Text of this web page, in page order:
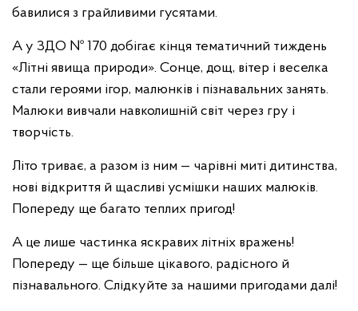
бавилися з грайливими гусятами.
А у ЗДО № 170 добігає кінця тематичний тиждень
«Літні явища природи». Сонце, дощ, вітер і веселка
стали героями ігор, малюнків і пізнавальних занять.
Малюки вивчали навколишній світ через гру і
творчість.
Літо триває, а разом із ним — чарівні миті дитинства,
нові відкриття й щасливі усмішки наших малюків.
Попереду ще багато теплих пригод!
А це лише частинка яскравих літніх вражень!
Попереду — ще більше цікавого, радісного й
пізнавального. Слідкуйте за нашими пригодами далі!